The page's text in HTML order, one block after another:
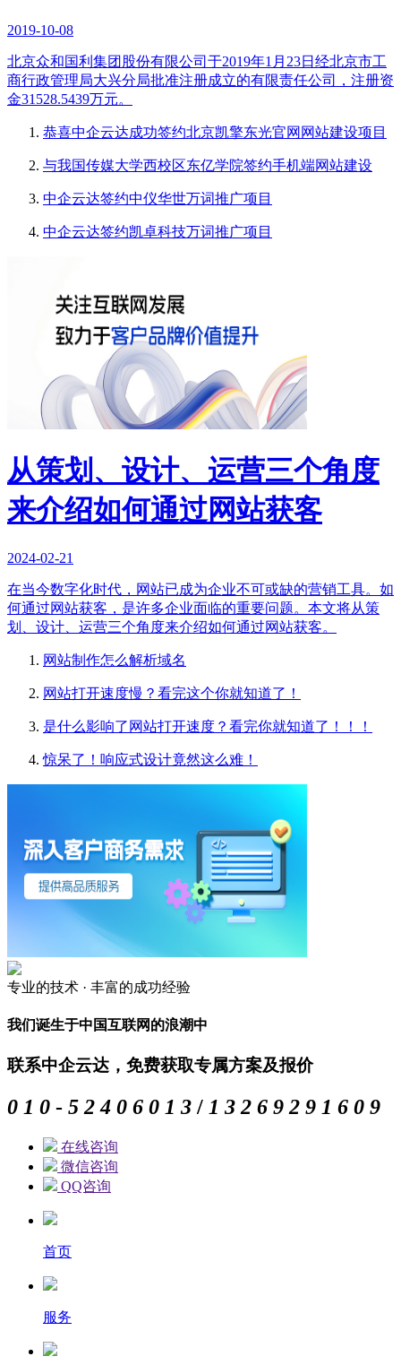
2019-10-08
北京众和国利集团股份有限公司于2019年1月23日经北京市工
商行政管理局大兴分局批准注册成立的有限责任公司，注册资
金31528.5439万元。
恭喜中企云达成功签约北京凯擎东光官网网站建设项目
与我国传媒大学西校区东亿学院签约手机端网站建设
中企云达签约中仪华世万词推广项目
中企云达签约凯卓科技万词推广项目
从策划、设计、运营三个角度
来介绍如何通过网站获客
2024-02-21
在当今数字化时代，网站已成为企业不可或缺的营销工具。如
何通过网站获客，是许多企业面临的重要问题。本文将从策
划、设计、运营三个角度来介绍如何通过网站获客。
网站制作怎么解析域名
网站打开速度慢？看完这个你就知道了！
是什么影响了网站打开速度？看完你就知道了！！！
惊呆了！响应式设计竟然这么难！
专业的技术 · 丰富的成功经验
我们诞生于中国互联网的浪潮中
联系中企云达，免费获取专属方案及报价
0 1 0 - 5 2 4 0 6 0 1 3 / 1 3 2 6 9 2 9 1 6 0 9
在线咨询
微信咨询
QQ咨询
首页
服务